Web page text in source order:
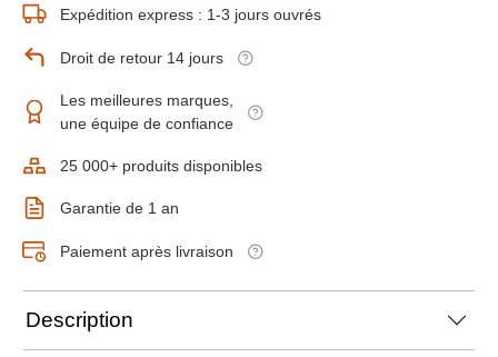
Expédition express : 1-3 jours ouvrés
Droit de retour 14 jours
Les meilleures marques,
une équipe de confiance
25 000+ produits disponibles
Garantie de 1 an
Paiement après livraison
Description